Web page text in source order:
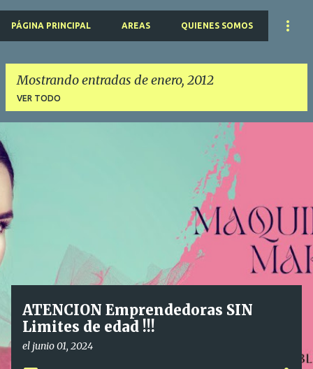
PÁGINA PRINCIPAL AREAS QUIENES SOMOS
Mostrando entradas de enero, 2012
VER TODO
E
n
a
d
a
ATENCION Emprendedoras SIN
Limites de edad !!!
el junio 01, 2024